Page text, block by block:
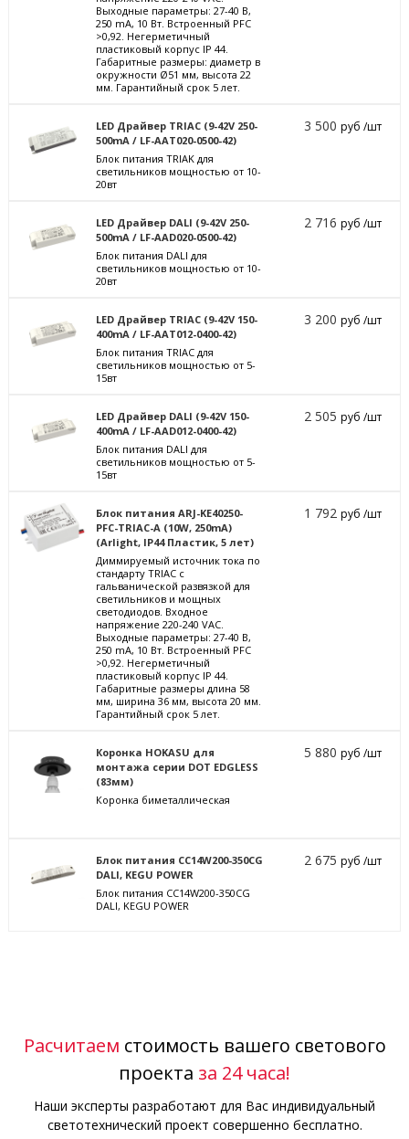
Выходные параметры: 27-40 В,
250 mА, 10 Вт. Встроенный PFC
>0,92. Негерметичный
пластиковый корпус IP 44.
Габаритные размеры: диаметр в
окружности Ø51 мм, высота 22
мм. Гарантийный срок 5 лет.
LED Драйвер TRIAC (9-42V 250-
500mA / LF-AAT020-0500-42)
Блок питания TRIAK для
светильников мощностью от 10-
20вт
3 500руб /шт
LED Драйвер DALI (9-42V 250-
500mA / LF-AAD020-0500-42)
Блок питания DALI для
светильников мощностью от 10-
20вт
2 716руб /шт
LED Драйвер TRIAC (9-42V 150-
400mA / LF-AAT012-0400-42)
Блок питания TRIAC для
светильников мощностью от 5-
15вт
3 200руб /шт
LED Драйвер DALI (9-42V 150-
400mA / LF-AAD012-0400-42)
Блок питания DALI для
светильников мощностью от 5-
15вт
2 505руб /шт
Блок питания ARJ-KE40250-
PFC-TRIAC-A (10W, 250mA)
(Arlight, IP44 Пластик, 5 лет)
Диммируемый источник тока по
стандарту TRIAC с
гальванической развязкой для
светильников и мощных
светодиодов. Входное
напряжение 220-240 VAC.
Выходные параметры: 27-40 В,
250 mА, 10 Вт. Встроенный PFC
>0,92. Негерметичный
пластиковый корпус IP 44.
Габаритные размеры длина 58
мм, ширина 36 мм, высота 20 мм.
Гарантийный срок 5 лет.
1 792руб /шт
Коронка HOKASU для
монтажа серии DOT EDGLESS
(83мм)
Коронка биметаллическая
5 880руб /шт
Блок питания CC14W200-350CG
DALI, KEGU POWER
Блок питания CC14W200-350CG
DALI, KEGU POWER
2 675руб /шт
Расчитаем стоимость вашего светового
проекта за 24 часа!
Наши эксперты разработают для Вас индивидуальный
светотехнический проект совершенно бесплатно.